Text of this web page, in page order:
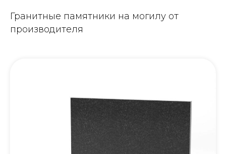
Гранитные памятники на могилу от
производителя